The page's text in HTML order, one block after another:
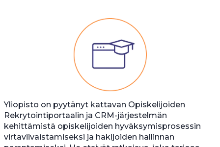
Yliopisto on pyytänyt kattavan Opiskelijoiden
Rekrytointiportaalin ja CRM-järjestelmän
kehittämistä opiskelijoiden hyväksymisprosessin
virtaviivaistamiseksi ja hakijoiden hallinnan